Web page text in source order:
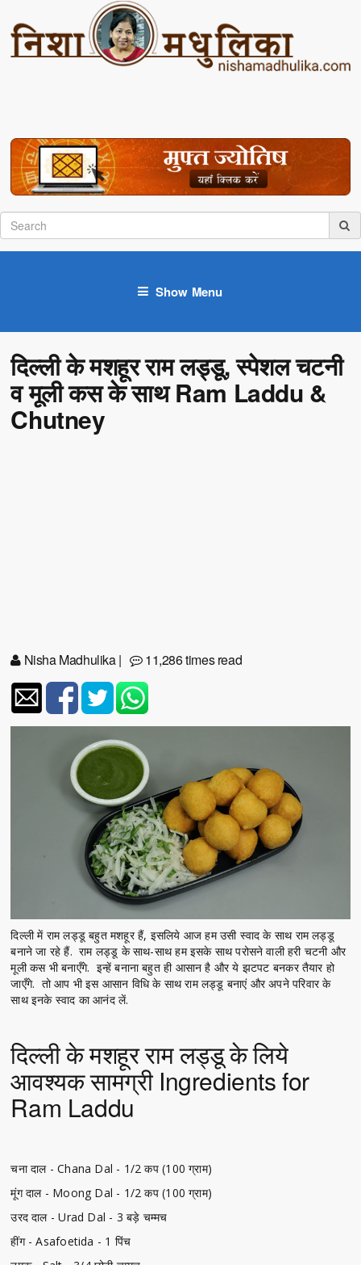
Show Menu
दिल्ली के मशहूर राम लड्डू, स्पेशल चटनी
व मूली कस के साथ Ram Laddu &
Chutney
Nisha Madhulika| 11,286 times read
दिल्ली में राम लड्डू बहुत मशहूर हैं, इसलिये आज हम उसी स्वाद के साथ राम लड्डू
बनाने जा रहे हैं. राम लड्डू के साथ-साथ हम इसके साथ परोसने वाली हरी चटनी और
मूली कस भी बनाएँगे. इन्हें बनाना बहुत ही आसान है और ये झटपट बनकर तैयार हो
जाएँगे. तो आप भी इस आसान विधि के साथ राम लड्डू बनाएं और अपने परिवार के
साथ इनके स्वाद का आनंद लें.
दिल्ली के मशहूर राम लड्डू के लिये
आवश्यक सामग्री Ingredients for
Ram Laddu
चना दाल - Chana Dal - 1/2 कप (100 ग्राम)
मूंग दाल - Moong Dal - 1/2 कप (100 ग्राम)
उरद दाल - Urad Dal - 3 बड़े चम्मच
हींग - Asafoetida - 1 पिंच